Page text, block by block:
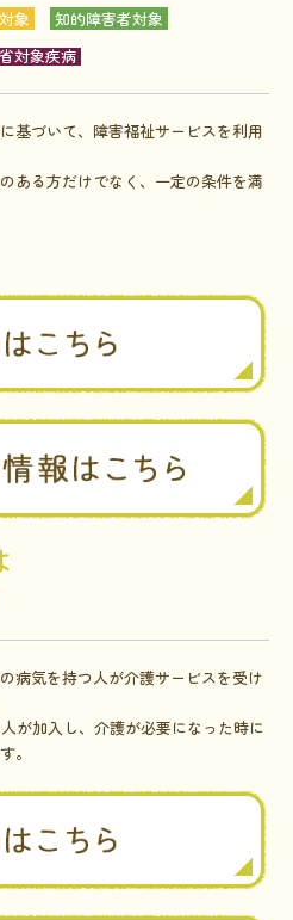
象
知的障害者対象
対象疾病
基づいて、障害福祉サービスを利用
ある方だけでなく、一定の条件を満
病気を持つ人が介護サービスを受け
が加入し、介護が必要になった時に
。